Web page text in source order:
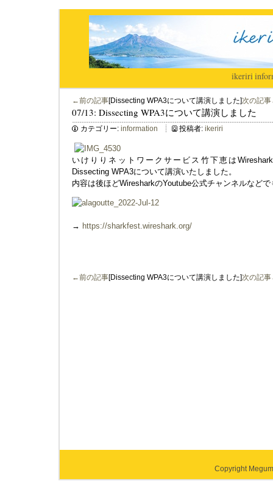
ikeriri|
←前の記事[Dissecting WPA3について講演しました]次の記
07/13: Dissecting WPA3について講演しました
カテゴリー: information 投稿者: ikeriri
いけりりネットワークサービス竹下恵は
Dissecting WPA3について講演いたしました。
内容は後ほどWiresharkのYoutube公式チャンネルなど
→ https://sharkfest.wireshark.org/
←前の記事[Dissecting WPA3について講演しました]次の記
Copyright